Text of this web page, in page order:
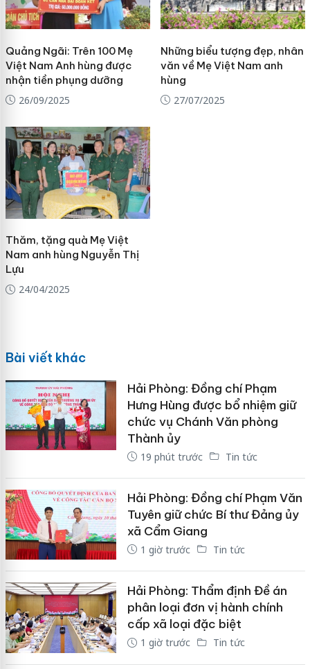
Quảng Ngãi: Trên 100 Mẹ
Việt Nam Anh hùng được
nhận tiền phụng dưỡng
26/09/2025
Những biểu tượng đẹp, nhân
văn về Mẹ Việt Nam anh
hùng
27/07/2025
Thăm, tặng quà Mẹ Việt
Nam anh hùng Nguyễn Thị
Lựu
24/04/2025
Bài viết khác
Hải Phòng: Đồng chí Phạm
Hưng Hùng được bổ nhiệm giữ
chức vụ Chánh Văn phòng
Thành ủy
19 phút trước Tin tức
Hải Phòng: Đồng chí Phạm Văn
Tuyên giữ chức Bí thư Đảng ủy
xã Cẩm Giang
1 giờ trước Tin tức
Hải Phòng: Thẩm định Đề án
phân loại đơn vị hành chính
cấp xã loại đặc biệt
1 giờ trước Tin tức